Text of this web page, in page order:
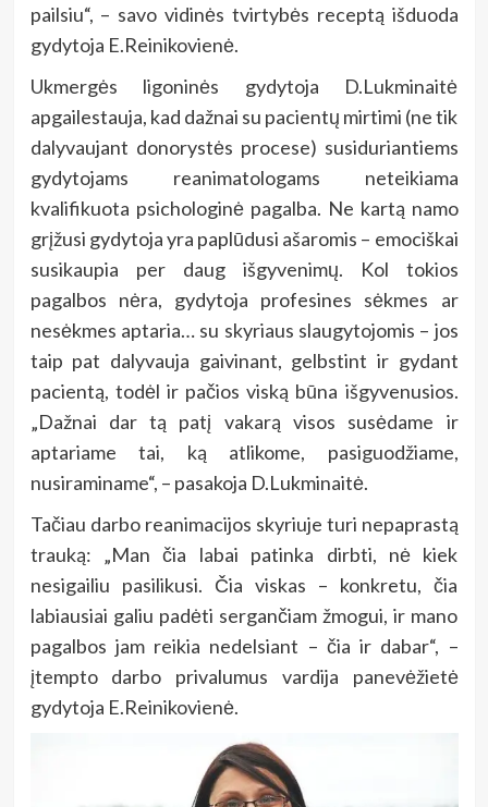
pailsiu“, – savo vidinės tvirtybės receptą išduoda
gydytoja E.Reinikovienė.
Ukmergės ligoninės gydytoja D.Lukminaitė
apgailestauja, kad dažnai su pacientų mirtimi (ne tik
dalyvaujant donorystės procese) susiduriantiems
gydytojams reanimatologams neteikiama
kvalifikuota psichologinė pagalba. Ne kartą namo
grįžusi gydytoja yra paplūdusi ašaromis – emociškai
susikaupia per daug išgyvenimų. Kol tokios
pagalbos nėra, gydytoja profesines sėkmes ar
nesėkmes aptaria… su skyriaus slaugytojomis – jos
taip pat dalyvauja gaivinant, gelbstint ir gydant
pacientą, todėl ir pačios viską būna išgyvenusios.
„Dažnai dar tą patį vakarą visos susėdame ir
aptariame tai, ką atlikome, pasiguodžiame,
nusiraminame“, – pasakoja D.Lukminaitė.
Tačiau darbo reanimacijos skyriuje turi nepaprastą
trauką: „Man čia labai patinka dirbti, nė kiek
nesigailiu pasilikusi. Čia viskas – konkretu, čia
labiausiai galiu padėti sergančiam žmogui, ir mano
pagalbos jam reikia nedelsiant – čia ir dabar“, –
įtempto darbo privalumus vardija panevėžietė
gydytoja E.Reinikovienė.